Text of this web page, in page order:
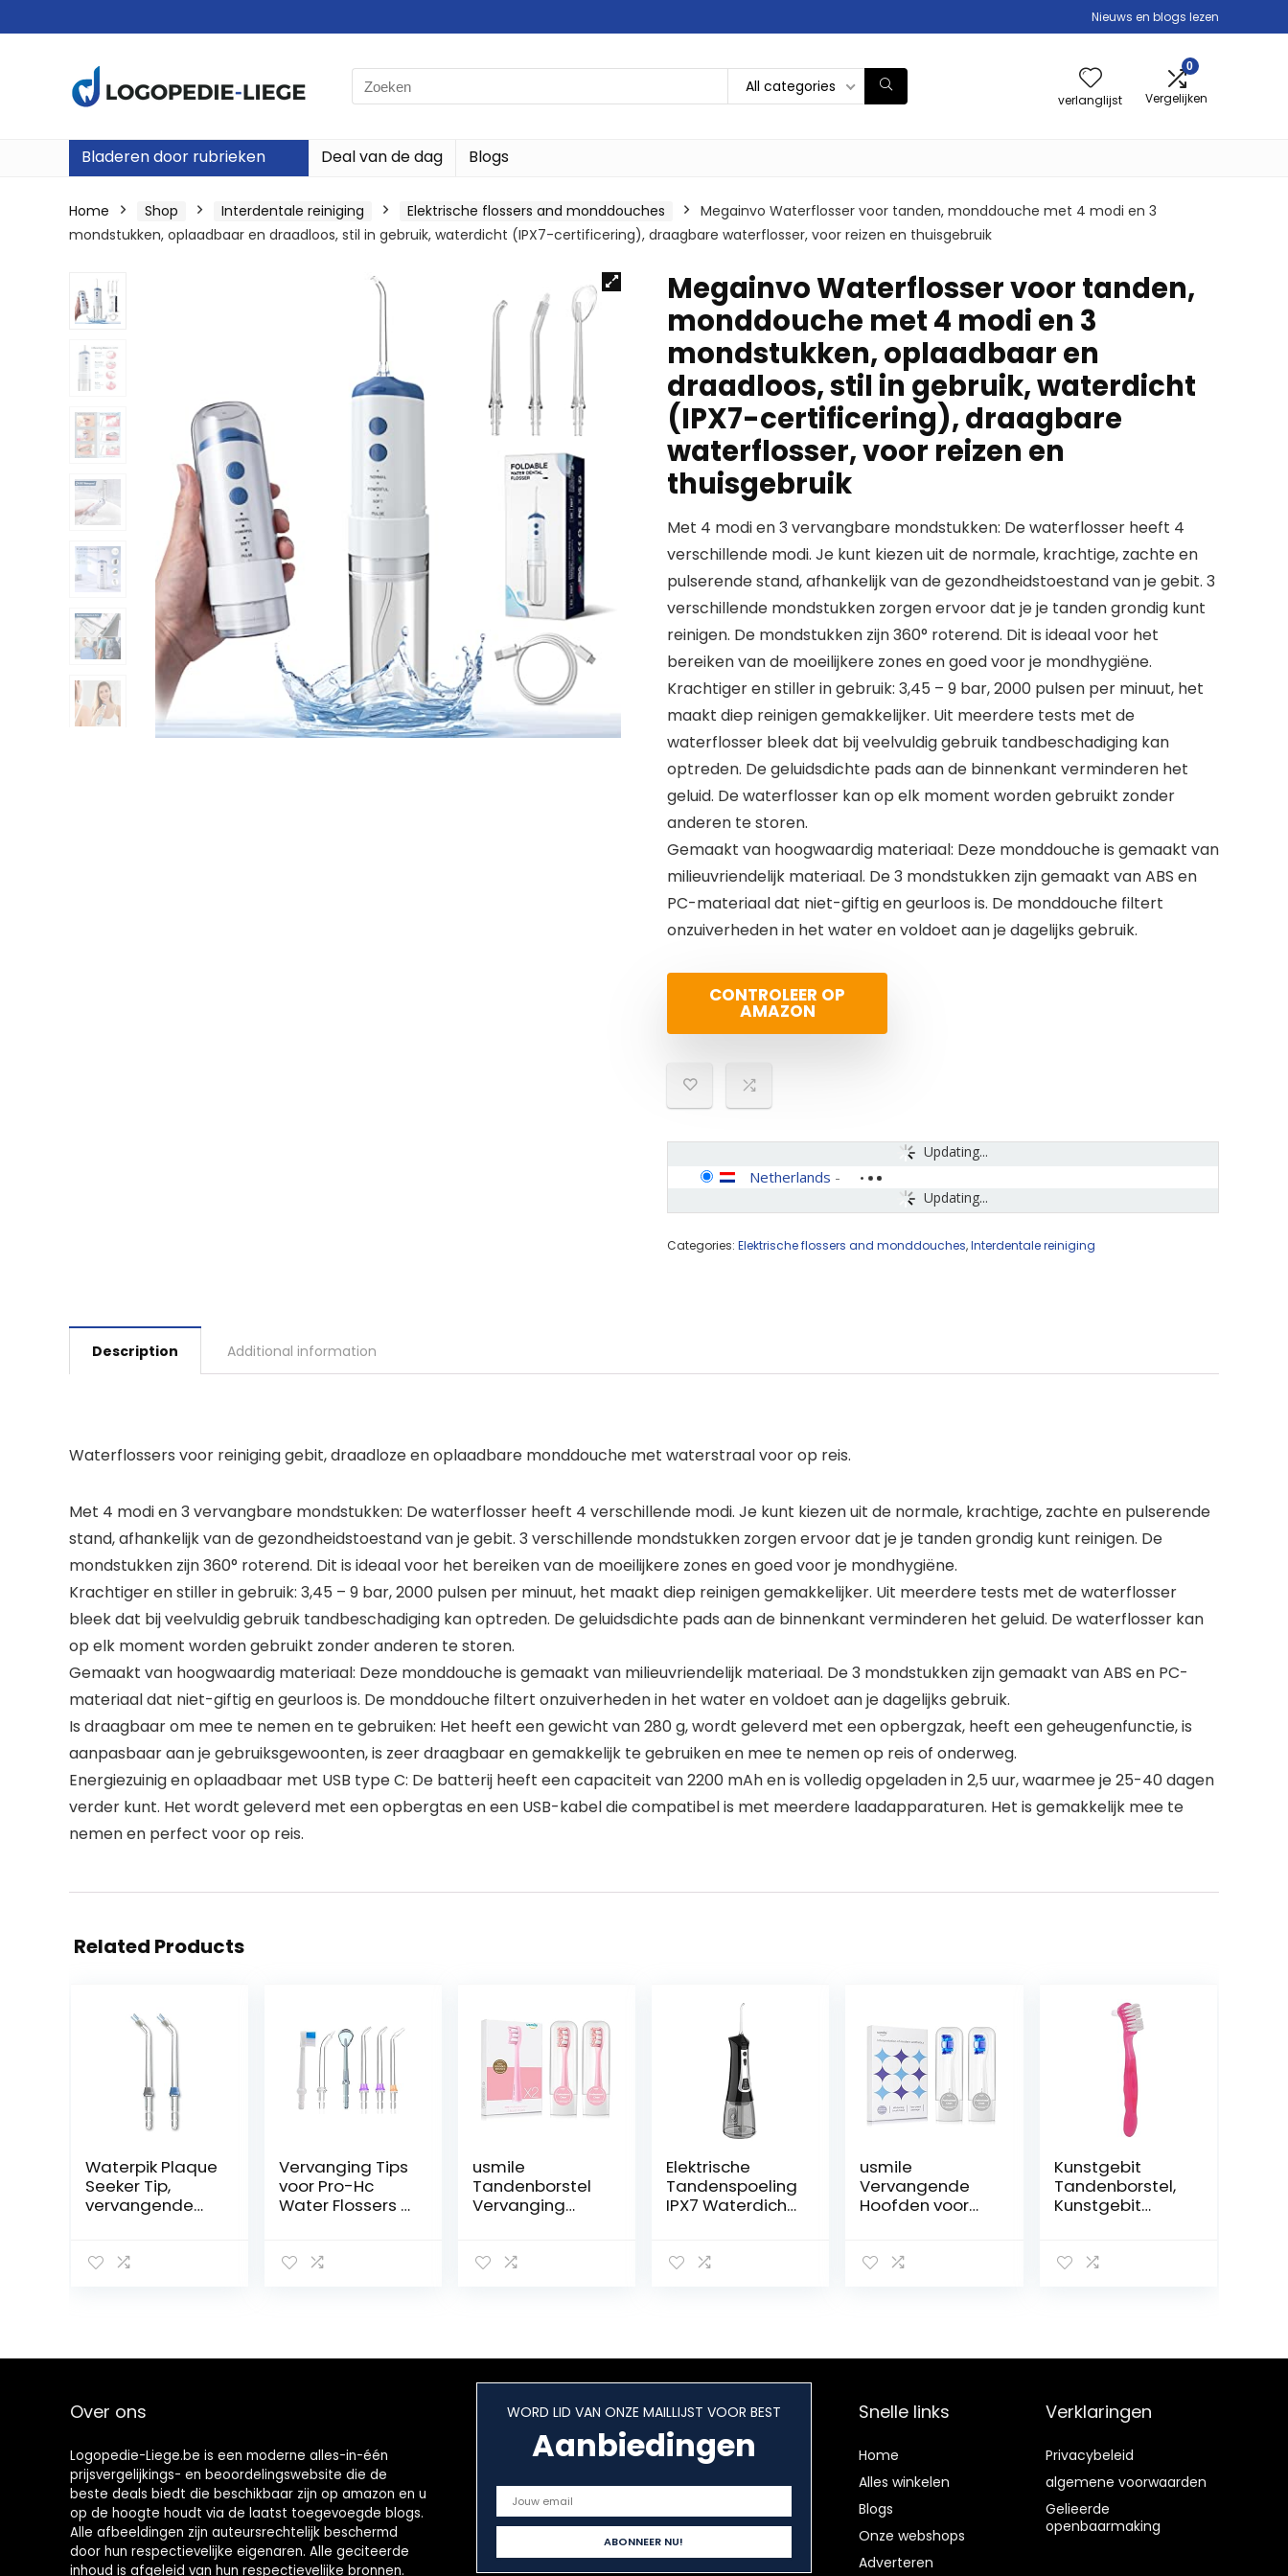
Nieuws en blogs lezen
Search
for:
All categories
verlanglijst
0
Vergelijken
Bladeren door rubrieken Deal van de dag Blogs
Home Shop Interdentale reiniging Elektrische flossers and monddouches
Megainvo Waterflosser voor tanden, monddouche met 4 modi en 3
mondstukken, oplaadbaar en draadloos, stil in gebruik, waterdicht (IPX7-certificering), draagbare waterflosser, voor reizen en thuisgebruik
Megainvo Waterflosser voor tanden,
monddouche met 4 modi en 3
mondstukken, oplaadbaar en
draadloos, stil in gebruik, waterdicht
(IPX7-certificering), draagbare
waterflosser, voor reizen en
thuisgebruik
Met 4 modi en 3 vervangbare mondstukken: De waterflosser heeft 4
verschillende modi. Je kunt kiezen uit de normale, krachtige, zachte en
pulserende stand, afhankelijk van de gezondheidstoestand van je gebit. 3
verschillende mondstukken zorgen ervoor dat je je tanden grondig kunt
reinigen. De mondstukken zijn 360° roterend. Dit is ideaal voor het
bereiken van de moeilijkere zones en goed voor je mondhygiëne.
Krachtiger en stiller in gebruik: 3,45 – 9 bar, 2000 pulsen per minuut, het
maakt diep reinigen gemakkelijker. Uit meerdere tests met de
waterflosser bleek dat bij veelvuldig gebruik tandbeschadiging kan
optreden. De geluidsdichte pads aan de binnenkant verminderen het
geluid. De waterflosser kan op elk moment worden gebruikt zonder
anderen te storen.
Gemaakt van hoogwaardig materiaal: Deze monddouche is gemaakt van
milieuvriendelijk materiaal. De 3 mondstukken zijn gemaakt van ABS en
PC-materiaal dat niet-giftig en geurloos is. De monddouche filtert
onzuiverheden in het water en voldoet aan je dagelijks gebruik.
CONTROLEER OP
AMAZON
Updating...
Updating...
Netherlands -
Categories: Elektrische flossers and monddouches,Interdentale reiniging
Description Additional information
Waterflossers voor reiniging gebit, draadloze en oplaadbare monddouche met waterstraal voor op reis.
Met 4 modi en 3 vervangbare mondstukken: De waterflosser heeft 4 verschillende modi. Je kunt kiezen uit de normale, krachtige, zachte en pulserende
stand, afhankelijk van de gezondheidstoestand van je gebit. 3 verschillende mondstukken zorgen ervoor dat je je tanden grondig kunt reinigen. De
mondstukken zijn 360° roterend. Dit is ideaal voor het bereiken van de moeilijkere zones en goed voor je mondhygiëne.
Krachtiger en stiller in gebruik: 3,45 – 9 bar, 2000 pulsen per minuut, het maakt diep reinigen gemakkelijker. Uit meerdere tests met de waterflosser
bleek dat bij veelvuldig gebruik tandbeschadiging kan optreden. De geluidsdichte pads aan de binnenkant verminderen het geluid. De waterflosser kan
op elk moment worden gebruikt zonder anderen te storen.
Gemaakt van hoogwaardig materiaal: Deze monddouche is gemaakt van milieuvriendelijk materiaal. De 3 mondstukken zijn gemaakt van ABS en PC-
materiaal dat niet-giftig en geurloos is. De monddouche filtert onzuiverheden in het water en voldoet aan je dagelijks gebruik.
Is draagbaar om mee te nemen en te gebruiken: Het heeft een gewicht van 280 g, wordt geleverd met een opbergzak, heeft een geheugenfunctie, is
aanpasbaar aan je gebruiksgewoonten, is zeer draagbaar en gemakkelijk te gebruiken en mee te nemen op reis of onderweg.
Energiezuinig en oplaadbaar met USB type C: De batterij heeft een capaciteit van 2200 mAh en is volledig opgeladen in 2,5 uur, waarmee je 25-40 dagen
verder kunt. Het wordt geleverd met een opbergtas en een USB-kabel die compatibel is met meerdere laadapparaturen. Het is gemakkelijk mee te
nemen en perfect voor op reis.
Related Products
Waterpik Plaque
Seeker Tip,
vervangende
tandimplantate
100
(PS-100E)
Vervanging Tips
voor Pro-Hc
Water Flossers 6
e Water Jet
Tip, 1
usmile
Tandenborstel
Vervanging
Elektrische
Tandenspoeling
IPX7 Waterdicht
scherm 4 Modi
usmile
Vervangende
Hoofden voor
Tandenborstel
borstelhoofden
Kunstgebit
Tandenborstel,
Kunstgebit
Zacht Haar
Over ons
Logopedie-Liege.be is een moderne alles-in-één
prijsvergelijkings- en beoordelingswebsite die de
beste deals biedt die beschikbaar zijn op amazon en u
op de hoogte houdt via de laatst toegevoegde blogs.
Alle afbeeldingen zijn auteursrechtelijk beschermd
door hun respectievelijke eigenaren. Alle geciteerde
inhoud is afgeleid van hun respectievelijke bronnen.
WORD LID VAN ONZE MAILLIJST VOOR BEST
Aanbiedingen
Snelle links
Home
Alles winkelen
Blogs
Onze webshops
Adverteren
Verklaringen
Privacybeleid
algemene voorwaarden
Gelieerde
openbaarmaking